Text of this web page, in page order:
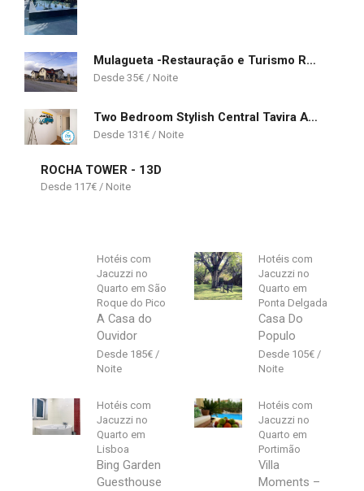
Mulagueta -Restauração e Turismo Rural
35€
Two Bedroom Stylish Central Tavira Apartment.
131€
ROCHA TOWER - 13D
117€
Hotéis com
Jacuzzi no
Quarto em São
Roque do Pico
A Casa do
Ouvidor
185€
Hotéis com
Jacuzzi no
Quarto em
Ponta Delgada
Casa Do
Populo
105€
Hotéis com
Jacuzzi no
Quarto em
Lisboa
Bing Garden
Guesthouse
Hotéis com
Jacuzzi no
Quarto em
Portimão
Villa
Moments –